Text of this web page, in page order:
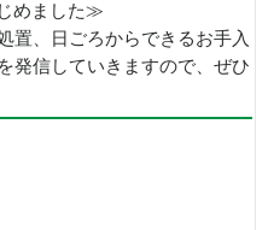
めました≫
置、日ごろからできるお手入
発信していきますので、ぜひ